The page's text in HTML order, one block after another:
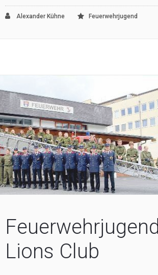
Alexander Kühne Feuerwehrjugend
Lions Club